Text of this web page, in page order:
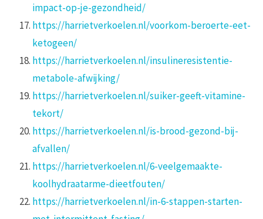
impact-op-je-gezondheid/
https://harrietverkoelen.nl/voorkom-beroerte-eet-
ketogeen/
https://harrietverkoelen.nl/insulineresistentie-
metabole-afwijking/
https://harrietverkoelen.nl/suiker-geeft-vitamine-
tekort/
https://harrietverkoelen.nl/is-brood-gezond-bij-
afvallen/
https://harrietverkoelen.nl/6-veelgemaakte-
koolhydraatarme-dieetfouten/
https://harrietverkoelen.nl/in-6-stappen-starten-